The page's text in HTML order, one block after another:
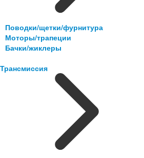
Поводки/щетки/фурнитура
Моторы/трапеции
Бачки/жиклеры
Трансмиссия